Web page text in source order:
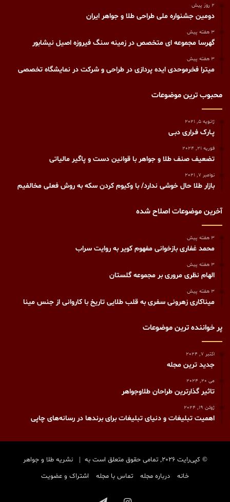
2 روز پیش
دومین جشنواره ملی طراحی طلا و جواهر ایران
3 هفته پیش
گهرسا مجموعه ای متخصص در زمینه سنگ فیروزه اصیل نیشابور
3 هفته پیش
میترا فخرموحدی ایده پردازی در طراحی و شرکت در نمایشگاه تخصصی
محبوب ترین موضوعات
ژانویه 5, 2021
پـارک فـراری دبـی
فوریه 21, 2024
تضعیف صنف طلا و جواهر با قوانین دست و پاگیر مالیاتی
نوامبر 7, 2021
بازار طلا حال خوشی ندارد/ با وکیوم کردن سکه به روش فعلی مخالفیم
آخرین موضوعات اصلاح شده
3 هفته پیش
محمد غفاری بازخوانی مفهوم کویر به روایت سراب
3 هفته پیش
الهام نظری مروری بر مجموعه گلستان
3 هفته پیش
میناکاری زهرونی سفری به قلب طلایی تاریخ با کاروانی از جنس مینا
پر خواننده ترین موضوعات
اکتبر 7, 2024
جدید ترین مجله
می 20, 2024
تاثیر گذارترین طراحان طلاوجواهر
ژوئن 19, 2024
اهمیت تبلیغات و دنیای تبلیغات برای برندها در رسانه‌های چاپی
© کپی‌رایت 2026, تمامی حقوق متعلق است به |
نشریه طلا و جواهر
خانه
درباره مجله تماس با مجله اشتراک و عضویت